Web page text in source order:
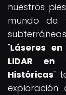
nuestros
mundo de
"Láseres
LIDAR
Históricas"
exploración